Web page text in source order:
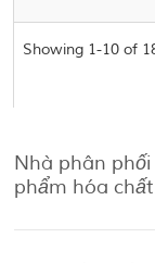
Showing 1-10 of
Nhà phân
phẩm hóa